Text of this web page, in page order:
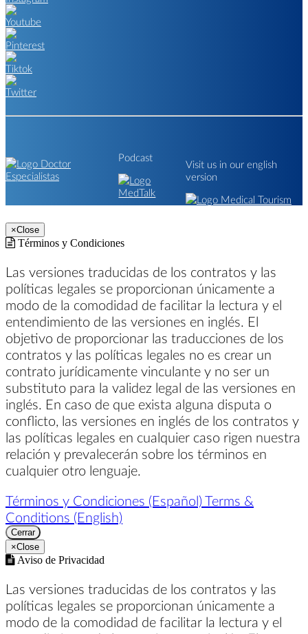
Podcast
Visit us in our english
version
×Close
Términos y Condiciones
Las versiones traducidas de los contratos y las
políticas legales se proporcionan únicamente a
modo de la comodidad de facilitar la lectura y el
entendimiento de las versiones en inglés. El
objetivo de proporcionar las traducciones de los
contratos y las políticas legales no es crear un
contrato jurídicamente vinculante y no ser un
substituto para la validez legal de las versiones en
inglés. En caso de que exista alguna disputa o
conflicto, las versiones en inglés de los contratos y
las políticas legales en cualquier caso rigen nuestra
relación y prevalecerán sobre los términos en
cualquier otro lenguaje.
Términos y Condiciones (Español) Terms &
Conditions (English)
Cerrar
×Close
Aviso de Privacidad
Las versiones traducidas de los contratos y las
políticas legales se proporcionan únicamente a
modo de la comodidad de facilitar la lectura y el